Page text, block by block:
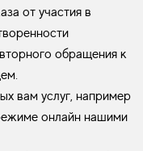
от участия в
обращения к
вам услуг, например
онлайн нашими